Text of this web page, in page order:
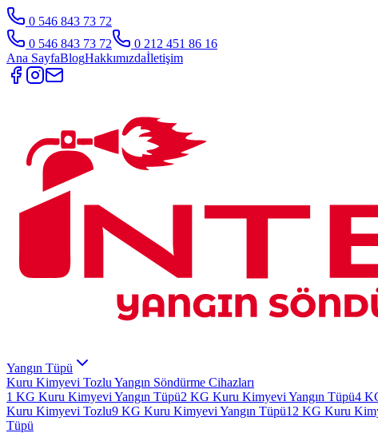
0 546 843 73 72
0 546 843 73 72
0 212 451 86 16
Ana SayfaBlogHakkımızdaİletişim
Yangın Tüpü
Kuru Kimyevi Tozlu Yangın Söndürme Cihazları
1 KG Kuru Kimyevi Yangın Tüpü2 KG Kuru Kimyevi Yangın Tüpü4
Kuru Kimyevi Tozlu9 KG Kuru Kimyevi Yangın Tüpü12 KG Kuru
Tüpü